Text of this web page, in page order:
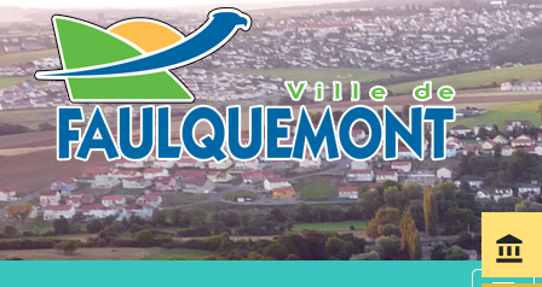
account_balance